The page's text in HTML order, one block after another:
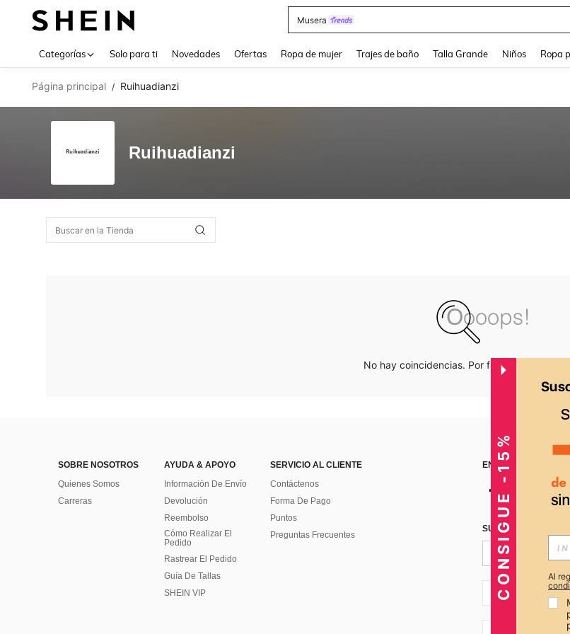
Musera
Categorías Solo para ti Novedades Ofertas Ropa de mujer Trajes de baño Talla Grande Niños Ropa
Página principal / Ruihuadianzi
Ruihuadianzi
No hay coincidencias. Por favor inténtalo de
SOBRE NOSOTROS
Quienes Somos
Carreras
AYUDA & APOYO
Información De Envío
Devolución
Reembolso
Cómo Realizar El
Pedido
Rastrear El Pedido
Guía De Tallas
SHEIN VIP
SERVICIO AL CLIENTE
Contáctenos
Forma De Pago
Puntos
Preguntas Frecuentes
ENCUÉNTRANOS EN
SUSCRÍBETE PARA
PE + 51
CONSIGUE -15% Al